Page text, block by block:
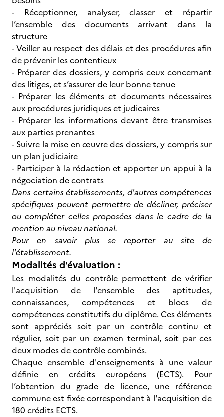
- Réceptionner, analyser, classer et répartir
l’ensemble des documents arrivant dans la
structure
- Veiller au respect des délais et des procédures afin
de prévenir les contentieux
- Préparer des dossiers, y compris ceux concernant
des litiges, et s’assurer de leur bonne tenue
- Préparer les éléments et documents nécessaires
aux procédures juridiques et judicaires
- Préparer les informations devant être transmises
aux parties prenantes
- Suivre la mise en œuvre des dossiers, y compris sur
un plan judiciaire
- Participer à la rédaction et apporter un appui à la
négociation de contrats
Dans certains établissements, d'autres compétences
spécifiques peuvent permettre de décliner, préciser
ou compléter celles proposées dans le cadre de la
mention au niveau national.
Pour en savoir plus se reporter au site de
l'établissement.
Modalités d'évaluation :
Les modalités du contrôle permettent de vérifier
l'acquisition de l'ensemble des aptitudes,
connaissances, compétences et blocs de
compétences constitutifs du diplôme. Ces éléments
sont appréciés soit par un contrôle continu et
régulier, soit par un examen terminal, soit par ces
deux modes de contrôle combinés.
Chaque ensemble d'enseignements à une valeur
définie en crédits européens (ECTS). Pour
l’obtention du grade de licence, une référence
commune est fixée correspondant à l'acquisition de
180 crédits ECTS.